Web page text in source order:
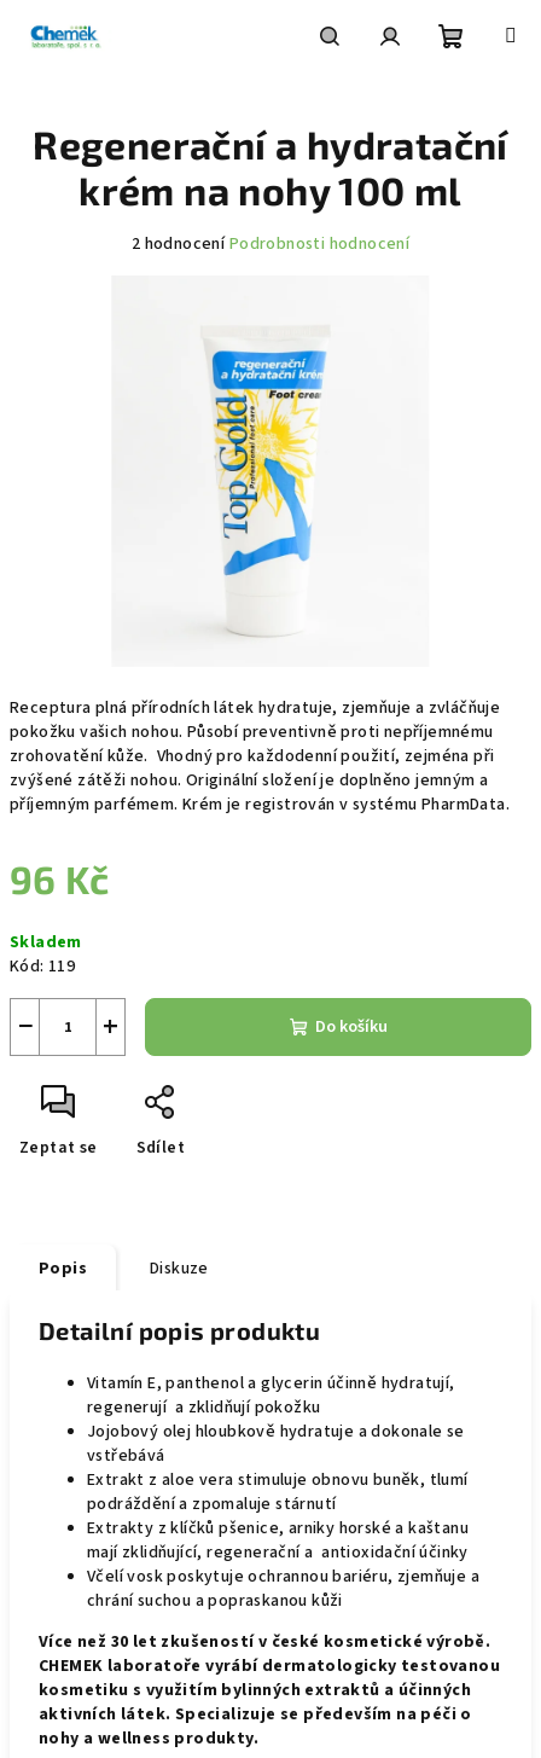
košík
Receptura plná přírodních látek hydratuje, zjemňuje a zvláčňuje
pokožku vašich nohou. Působí preventivně proti nepříjemnému
zrohovatění kůže. Vhodný pro každodenní použití, zejména při
zvýšené zátěži nohou. Originální složení je doplněno jemným a
příjemným parfémem. Krém je registrován v systému PharmData.
96 Kč
cena:
Skladem
Kód: 119
+
− Do košíku
Zeptat se Sdílet
Regenerační a hydratační
krém na nohy 100 ml
Průměrné
2 hodnoceníPodrobnosti hodnocení
Popis Diskuze
Detailní popis produktu
Vitamín E, panthenol a glycerin účinně hydratují,
regenerují a zklidňují pokožku
Jojobový olej hloubkově hydratuje a dokonale se
vstřebává
Extrakt z aloe vera stimuluje obnovu buněk, tlumí
podráždění a zpomaluje stárnutí
Extrakty z klíčků pšenice, arniky horské a kaštanu
mají zklidňující, regenerační a antioxidační účinky
Včelí vosk poskytuje ochrannou bariéru, zjemňuje a
chrání suchou a popraskanou kůži
Více než 30 let zkušeností v české kosmetické výrobě.
CHEMEK laboratoře vyrábí dermatologicky testovanou
kosmetiku s využitím bylinných extraktů a účinných
aktivních látek. Specializuje se především na péči o
nohy a wellness produkty.